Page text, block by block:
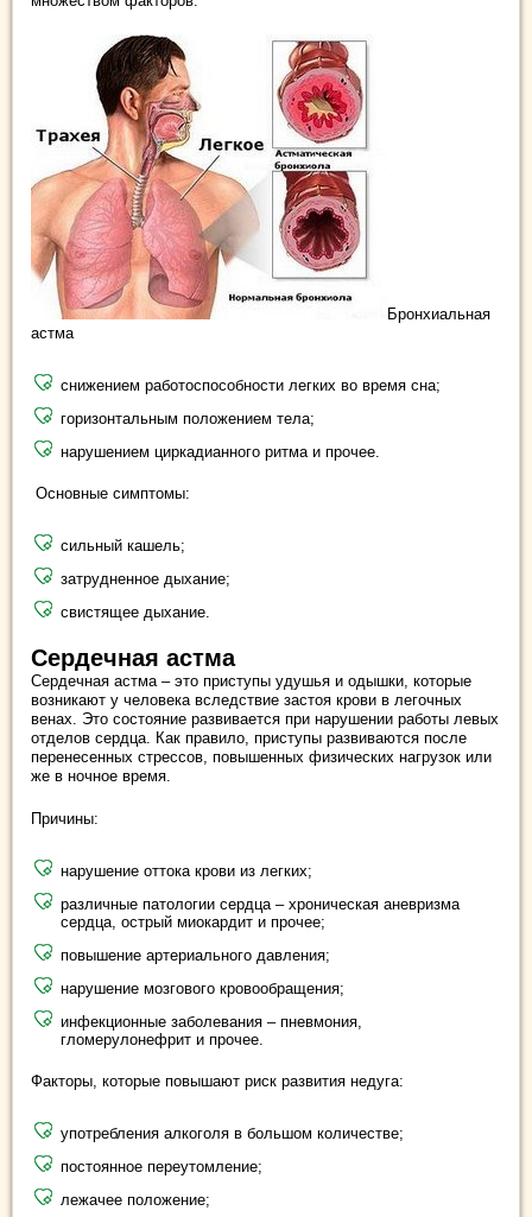
Бронхиальная
астма
снижением работоспособности легких во время сна;
горизонтальным положением тела;
нарушением циркадианного ритма и прочее.
Основные симптомы:
сильный кашель;
затрудненное дыхание;
свистящее дыхание.
Сердечная астма
Сердечная астма – это приступы удушья и одышки, которые
возникают у человека вследствие застоя крови в легочных
венах. Это состояние развивается при нарушении работы левых
отделов сердца. Как правило, приступы развиваются после
перенесенных стрессов, повышенных физических нагрузок или
же в ночное время.
Причины:
нарушение оттока крови из легких;
различные патологии сердца – хроническая аневризма
сердца, острый миокардит и прочее;
повышение артериального давления;
нарушение мозгового кровообращения;
инфекционные заболевания – пневмония,
гломерулонефрит и прочее.
Факторы, которые повышают риск развития недуга:
употребления алкоголя в большом количестве;
постоянное переутомление;
лежачее положение;